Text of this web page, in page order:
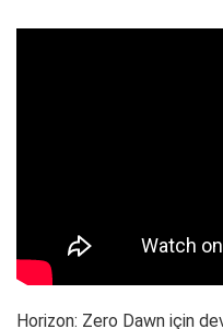
Horizon: Zero Dawn için